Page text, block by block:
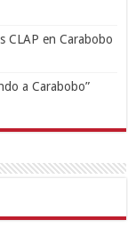
CLAP en Carabobo
a Carabobo”